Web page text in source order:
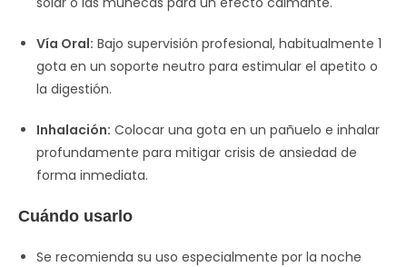
Vía Oral: Bajo supervisión profesional, habitualmente 1
gota en un soporte neutro para estimular el apetito o
la digestión.
Inhalación: Colocar una gota en un pañuelo e inhalar
profundamente para mitigar crisis de ansiedad de
forma inmediata.
Cuándo usarlo
Se recomienda su uso especialmente por la noche